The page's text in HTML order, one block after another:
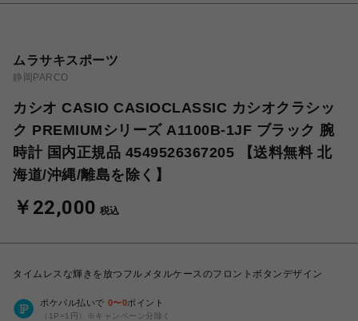
ムラサキスポーツ
静岡PARCO
カシオ CASIO CASIOCLASSIC カシオクラシッ
ク PREMIUMシリーズ A1100B-1JF ブラック 腕
時計 国内正規品 4549526367205 【送料無料 北
海道/沖縄/離島を除く】
￥22,000 税込
タイムレスな輝きを放つフルメタルケースのフロントボタンデザイン
ポケパル払いで 0〜0ポイント
（1P=1円）※キャンペーン分除く